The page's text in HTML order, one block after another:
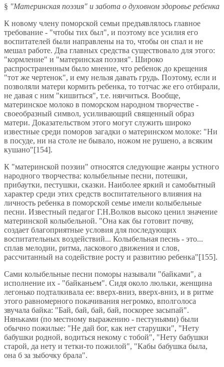
§ "Материнская поэзия" и забота о духовном здоровье ребенка
К новому члену поморской семьи предъявлялось главное
требование - "чтобы тих был", и поэтому все усилия его
воспитателей были направлены на то, чтобы он спал и не
мешал работе. Два главных средства существовало для этого:
"кормление" и "материнская поэзия". Широко
распространенным было мнение, что ребенок до крещения
"тот же чертенок", и ему нельзя давать грудь. Поэтому, если и
позволяли матери кормить ребенка, то тотчас же его отбирали,
не давая с ним "кишиться", т.е. нянчиться. Вообще,
материнское молоко в поморском народном творчестве -
своеобразный символ, усиливающий священный образ
матери. Доказательством этого могут служить широко
известные среди поморов загадки о материнском молоке: "Ни
в посуде, ни на столе не бывало, ножом не рушено, а всяким
кушано"[154].
К "материнской поэзии" относятся следующие жанры устного
народного творчества: колыбельные песни, потешки,
прибаутки, пестушки, сказки. Наиболее яркий и самобытный
характер среди этих средств воспитательного влияния на
личность ребенка в поморской семье имели колыбельные
песни. Известный педагог Г.Н.Волков высоко ценил значение
материнской колыбельной. "Она как бы готовит почву,
создает благоприятные условия для последующих
воспитательных воздействий... Колыбельная песнь - это...
сплав мелодии, ритма, ласкового движения и слов,
рассчитанный на содействие росту и развитию ребенка"[155].
Сами колыбельные песни поморы называли "байками", а
исполнение их - "байканьем". Сидя около люльки, женщина
легонько подталкивала ее: вверх-вниз, вверх-вниз, и в ритме
этого равномерного покачивания негромко, вполголоса
звучала байка: "Бай, бай, бай, бай, поскорее засыпай".
Няньками (по местному выражению - пестуньями) были
обычно пожилые: "Не дай бог, как нет старушки", "Нету
бабушки родной, водиться некому с тобой", "Нету бабушки
старой, да нету и тетки-то пожилой", "Кабы бабушка была,
она б за зыбочку брала".